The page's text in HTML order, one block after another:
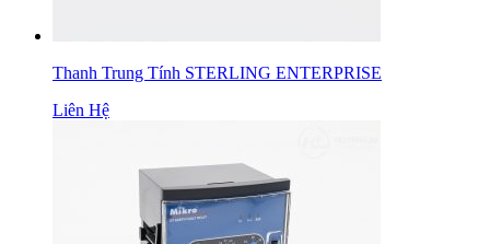
Thanh Trung Tính STERLING ENTERPRISE
Liên Hệ